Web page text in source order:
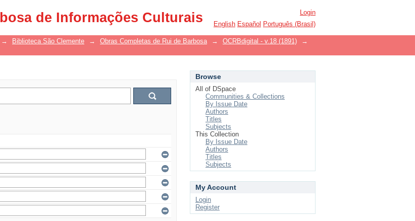
de Informações Culturais
Login
English Español Português (Brasil)
→ Biblioteca São Clemente → Obras Completas de Rui de Barbosa → OCRBdigital - v.18 (1891)
→
Browse
All of DSpace
Communities & Collections
By Issue Date
Authors
Titles
Subjects
This Collection
By Issue Date
Authors
Titles
Subjects
My Account
Login
Register